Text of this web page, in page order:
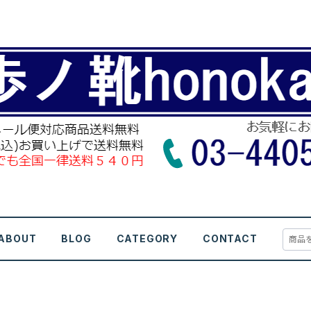
BLOG CATEGORY CONTACT